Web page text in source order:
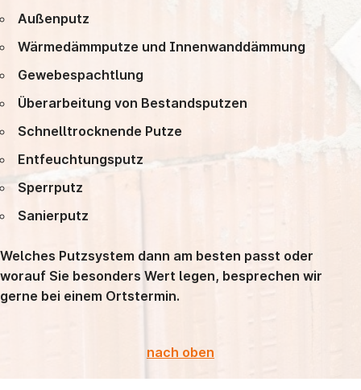
Außenputz
Wärmedämmputze und Innenwanddämmung
Gewebespachtlung
Überarbeitung von Bestandsputzen
Schnelltrocknende Putze
Entfeuchtungsputz
Sperrputz
Sanierputz
Welches Putzsystem dann am besten passt oder
worauf Sie besonders Wert legen, besprechen wir
gerne bei einem Ortstermin.
nach oben